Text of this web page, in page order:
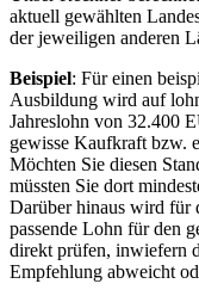
aktuell gewählten
der jeweiligen anderen
Beispiel: Für einen
Ausbildung wird auf
Jahreslohn von 32.400
gewisse Kaufkraft bzw.
Möchten Sie diesen
müssten Sie dort
Darüber hinaus wird für
passende Lohn für den
direkt prüfen, inwiefern
Empfehlung abweicht